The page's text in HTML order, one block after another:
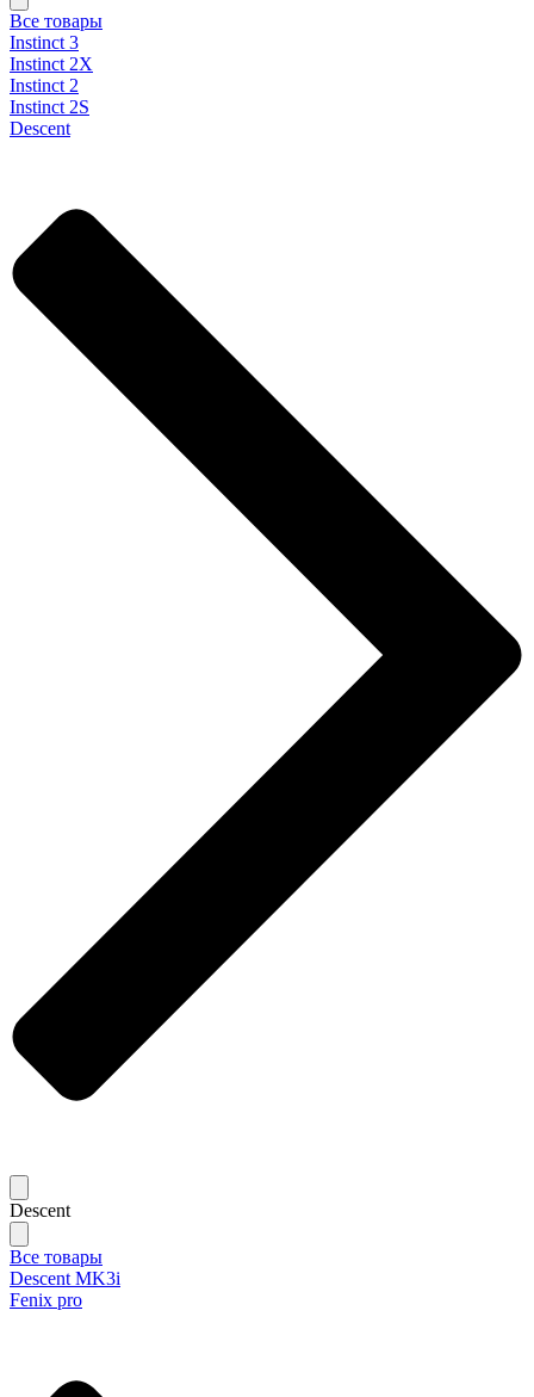
Все товары
Instinct 3
Instinct 2X
Instinct 2
Instinct 2S
Descent
Descent
Все товары
Descent MK3i
Fenix pro